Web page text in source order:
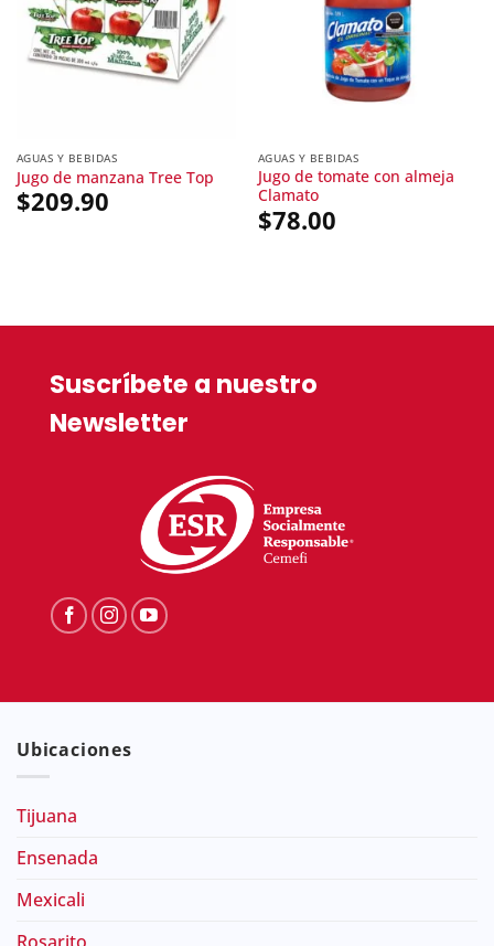
AGUAS Y BEBIDAS
Jugo de manzana Tree Top
$209.90
AGUAS Y BEBIDAS
Jugo de tomate con almeja
Clamato
$78.00
Suscríbete a nuestro
Newsletter
Ubicaciones
Tijuana
Ensenada
Mexicali